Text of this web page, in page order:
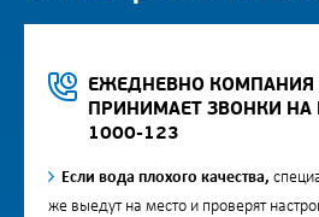
ЕЖЕДНЕВНО КОМПАНИЯ
ПРИНИМАЕТ ЗВОНКИ НА
1000-123
Если вода плохого качества,
же выедут на место и проверят